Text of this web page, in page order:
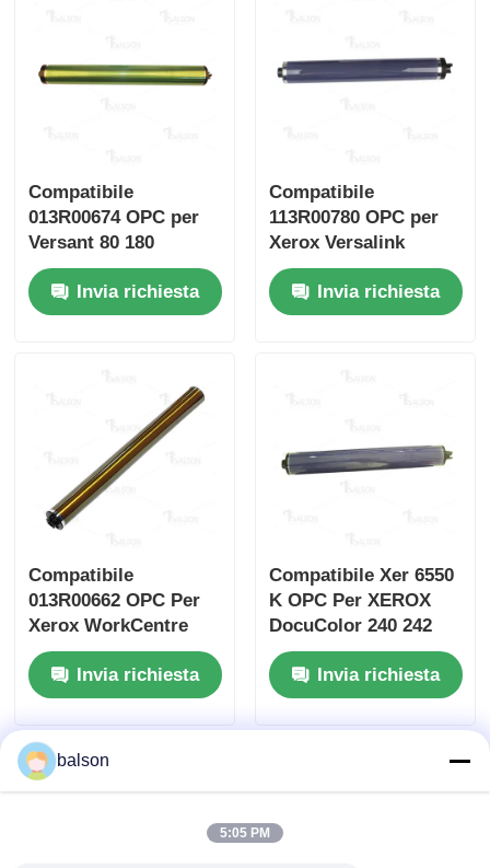
Chip toner Canon
Fratello Toner Chip
Chip Toner Minolta
Parti di stampanti e fotocopiatrici
Unità di batteria e fusibile
Cartuccia toner
Compatibile
013R00674 OPC per
Versant 80 180
Invia richiesta
Compatibile
113R00780 OPC per
Xerox Versalink
C7020 c7025 C7030
C7000Invia richiesta
Compatibile
013R00662 OPC Per
Xerox WorkCentre
7525 7530 7535
Invia richiesta
Compatibile Xer 6550
K OPC Per XEROX
DocuColor 240 242
250 252
Invia richiesta
balson
5:05 PM